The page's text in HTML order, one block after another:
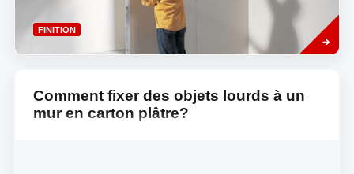
FINITION
more
Comment fixer des objets lourds à un
mur en carton plâtre?